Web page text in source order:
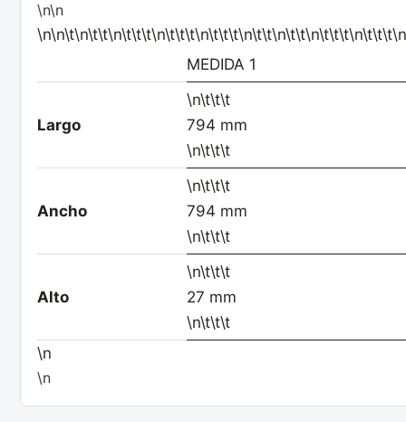
\n\n
MEDIDA 1
Largo
\n\t\t\t
794 mm
\n\t\t\t
Ancho
\n\t\t\t
794 mm
\n\t\t\t
Alto
\n\t\t\t
27 mm
\n\t\t\t
\n
\n